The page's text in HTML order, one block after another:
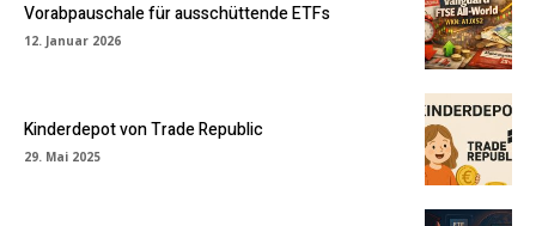
Vorabpauschale für ausschüttende ETFs
12. Januar 2026
Kinderdepot von Trade Republic
29. Mai 2025